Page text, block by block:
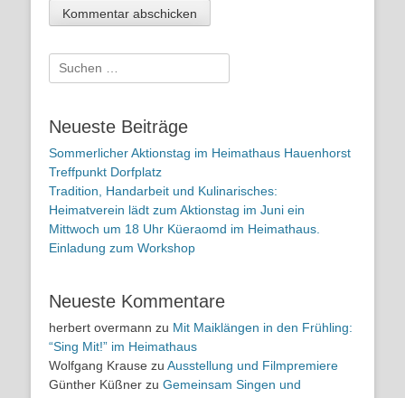
Suchen
nach:
Neueste Beiträge
Sommerlicher Aktionstag im Heimathaus Hauenhorst
Treffpunkt Dorfplatz
Tradition, Handarbeit und Kulinarisches:
Heimatverein lädt zum Aktionstag im Juni ein
Mittwoch um 18 Uhr Küeraomd im Heimathaus.
Einladung zum Workshop
Neueste Kommentare
herbert overmann zu Mit Maiklängen in den Frühling:
“Sing Mit!” im Heimathaus
Wolfgang Krause zu Ausstellung und Filmpremiere
Günther Küßner zu Gemeinsam Singen und